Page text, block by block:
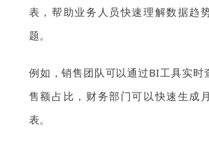
表，帮助业务人员快速理解数据趋
题。
例如，销售团队可以通过BI工具实时
售额占比，财务部门可以快速生成
表。